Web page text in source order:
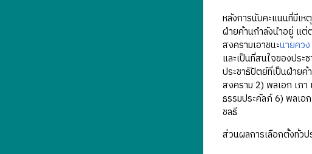
หลังการนับคะแนนที่มีเ
ฝ่ายค้านกำลังนำอยู่ แต่
สงครามเอาชนะนายคว
และเป็นที่สนใจของประ
ประชาธิปัตย์ที่เป็นฝ่าย
สงคราม 2) พลเอก เภ
ธรรมประคัลภ์ 6) พลเอ
ชลธี
ส่วนผลการเลือกตั้งทั่วป